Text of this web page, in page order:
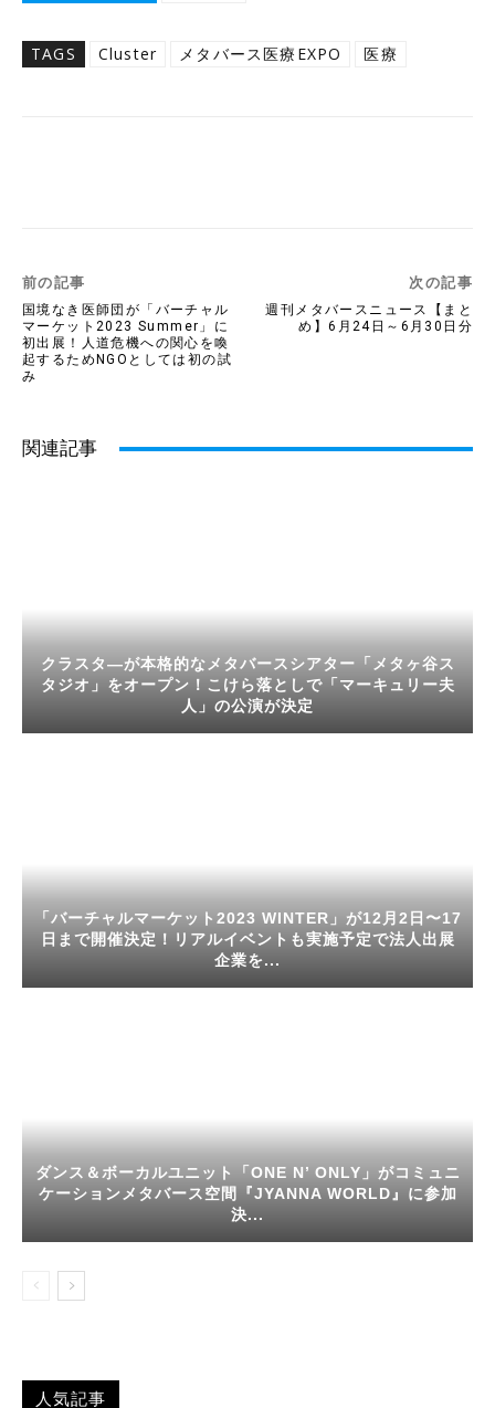
TAGS Cluster メタバース医療EXPO 医療
前の記事
国境なき医師団が「バーチャル
マーケット2023 Summer」に
初出展！人道危機への関心を喚
起するためNGOとしては初の試
み
次の記事
週刊メタバースニュース【まと
め】6月24日～6月30日分
関連記事
クラスタ―が本格的なメタバースシアター「メタヶ谷ス
タジオ」をオープン！こけら落としで「マーキュリー夫
人」の公演が決定
「バーチャルマーケット2023 WINTER」が12月2日〜17
日まで開催決定！リアルイベントも実施予定で法人出展
企業を...
ダンス＆ボーカルユニット「ONE N’ ONLY」がコミュニ
ケーションメタバース空間『JYANNA WORLD』に参加
決...
人気記事